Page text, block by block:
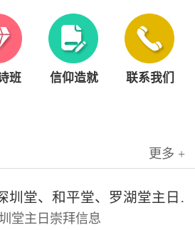
班 信仰造就 联系我们
更多 +
2024.6.30基督教深圳堂、和平堂、罗湖堂主日崇拜信息
堂主日崇拜信息